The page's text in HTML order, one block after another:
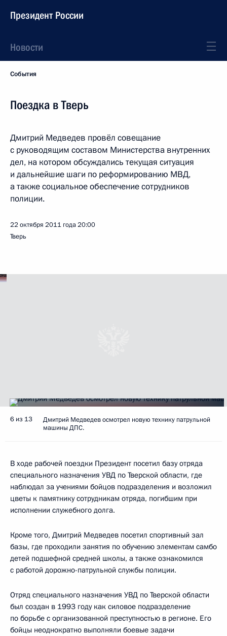
Президент России
Новости
События
Поездка в Тверь
Дмитрий Медведев провёл совещание
с руководящим составом Министерства внутренних
дел, на котором обсуждались текущая ситуация
и дальнейшие шаги по реформированию МВД,
а также социальное обеспечение сотрудников
полиции.
22 октября 2011 года20:00
Тверь
6 из 13
Дмитрий Медведев осмотрел новую технику патрульной
машины ДПС.
В ходе рабочей поездки Президент посетил базу отряда
специального назначения УВД по Тверской области, где
наблюдал за учениями бойцов подразделения и возложил
цветы к памятнику сотрудникам отряда, погибшим при
исполнении служебного долга.
Кроме того, Дмитрий Медведев посетил спортивный зал
базы, где проходили занятия по обучению элементам самбо
детей подшефной средней школы, а также ознакомился
с работой дорожно-патрульной службы полиции.
Отряд специального назначения УВД по Тверской области
был создан в 1993 году как силовое подразделение
по борьбе с организованной преступностью в регионе. Его
бойцы неоднократно выполняли боевые задачи